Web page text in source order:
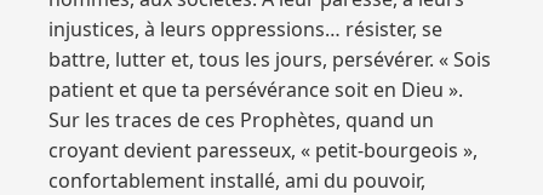
injustices, à leurs oppressions… résister, se
battre, lutter et, tous les jours, persévérer. « Sois
patient et que ta persévérance soit en Dieu ».
Sur les traces de ces Prophètes, quand un
croyant devient paresseux, « petit-bourgeois »,
confortablement installé, ami du pouvoir,